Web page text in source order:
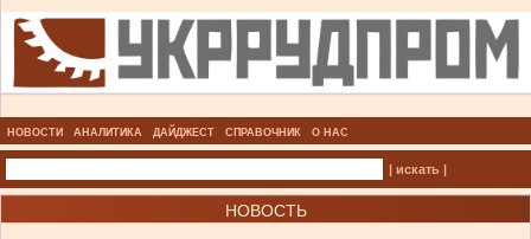
НОВОСТИ АНАЛИТИКА ДАЙДЖЕСТ СПРАВОЧНИК О НАС
| искать |
НОВОСТЬ